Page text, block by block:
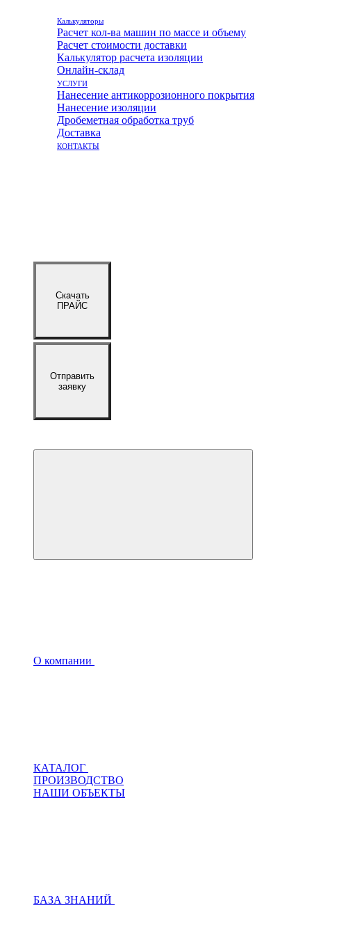
Калькуляторы
Расчет кол-ва машин по массе и объему
Расчет стоимости доставки
Калькулятор расчета изоляции
Онлайн-склад
УСЛУГИ
Нанесение антикоррозионного покрытия
Нанесение изоляции
Дробеметная обработка труб
Доставка
КОНТАКТЫ
Скачать
ПРАЙС
Отправить
заявку
О компании
КАТАЛОГ
ПРОИЗВОДСТВО
НАШИ ОБЪЕКТЫ
БАЗА ЗНАНИЙ